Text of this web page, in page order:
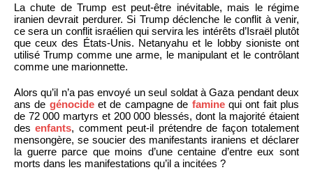
La chute de Trump est peut-être inévitable, mais le régime
iranien devrait perdurer. Si Trump déclenche le conflit à venir,
ce sera un conflit israélien qui servira les intérêts d’Israël plutôt
que ceux des États-Unis. Netanyahu et le lobby sioniste ont
utilisé Trump comme une arme, le manipulant et le contrôlant
comme une marionnette.
Alors qu’il n’a pas envoyé un seul soldat à Gaza pendant deux
ans de génocideet de campagne de faminequi ont fait plus
de 72 000 martyrs et 200 000 blessés, dont la majorité étaient
desenfants, comment peut-il prétendre de façon totalement
mensongère, se soucier des manifestants iraniens et déclarer
la guerre parce que moins d’une centaine d’entre eux sont
morts dans les manifestations qu’il a incitées ?